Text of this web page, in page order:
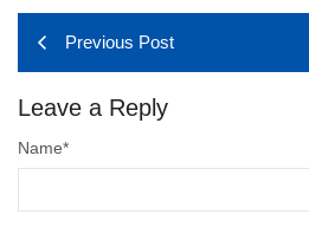
Previous Post
Leave a Reply
Name*